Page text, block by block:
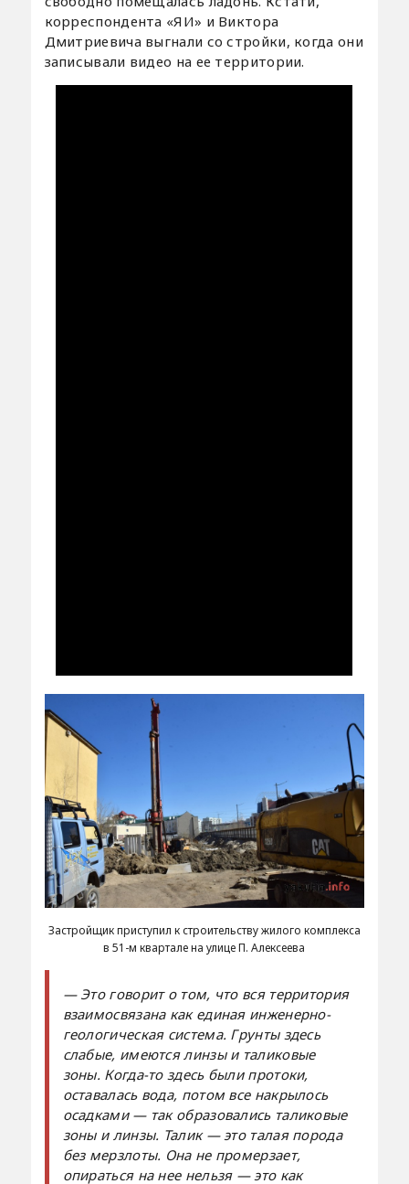
корреспондента «ЯИ» и Виктора
Дмитриевича выгнали со стройки, когда они
записывали видео на ее территории.
Застройщик приступил к строительству жилого комплекса
в 51-м квартале на улице П. Алексеева
— Это говорит о том, что вся территория
взаимосвязана как единая инженерно-
геологическая система. Грунты здесь
слабые, имеются линзы и таликовые
зоны. Когда-то здесь были протоки,
оставалась вода, потом все накрылось
осадками — так образовались таликовые
зоны и линзы. Талик — это талая порода
без мерзлоты. Она не промерзает,
опираться на нее нельзя — это как